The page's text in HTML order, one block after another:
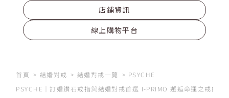
店鋪資訊
線上購物平台
首頁 結婚對戒 結婚對戒一覽
PSYCHE
PSYCHE｜訂婚鑽石戒指與結婚對戒首選 I-PRIMO 邂逅命運之戒的婚